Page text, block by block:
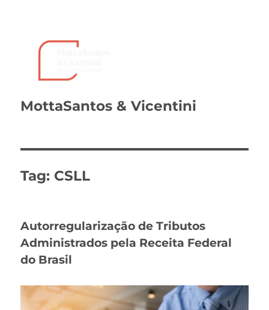
MottaSantos & Vicentini
Tag: CSLL
Autorregularização de Tributos
Administrados pela Receita Federal
do Brasil